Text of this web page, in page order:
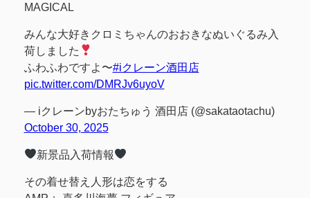
MAGICAL
みんな大好きクロミちゃんのおおきなぬいぐるみ入
荷しました
ふわふわですよ〜#iクレーン酒田店
pic.twitter.com/DMRJv6uyoV
— iクレーンbyおたちゅう 酒田店 (@sakataotachu)
October 30, 2025
新景品入荷情報
その着せ替え人形は恋をする